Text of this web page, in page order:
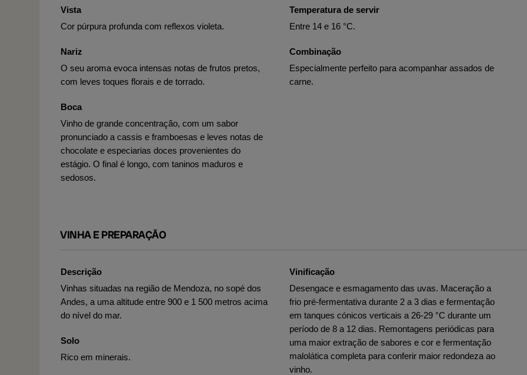
Vista
Cor púrpura profunda com reflexos violeta.
Nariz
O seu aroma evoca intensas notas de frutos pretos,
com leves toques florais e de torrado.
Boca
Vinho de grande concentração, com um sabor
pronunciado a cassis e framboesas e leves notas de
chocolate e especiarias doces provenientes do
estágio. O final é longo, com taninos maduros e
sedosos.
Temperatura de servir
Entre 14 e 16 °C.
Combinação
Especialmente perfeito para acompanhar assados de
carne.
VINHA E PREPARAÇÃO
Descrição
Vinhas situadas na região de Mendoza, no sopé dos
Andes, a uma altitude entre 900 e 1 500 metros acima
do nível do mar.
Solo
Rico em minerais.
Vinificação
Desengace e esmagamento das uvas. Maceração a
frio pré-fermentativa durante 2 a 3 dias e fermentação
em tanques cónicos verticais a 26-29 °C durante um
período de 8 a 12 dias. Remontagens periódicas para
uma maior extração de sabores e cor e fermentação
malolática completa para conferir maior redondeza ao
vinho.